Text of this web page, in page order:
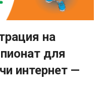
на
для
интернет —